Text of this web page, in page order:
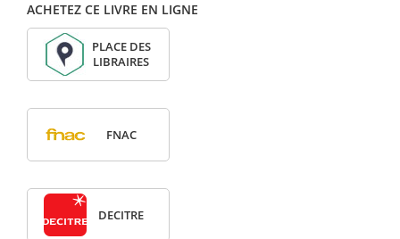
ACHETEZ CE LIVRE EN LIGNE
PLACE DES
LIBRAIRES
FNAC
DECITRE